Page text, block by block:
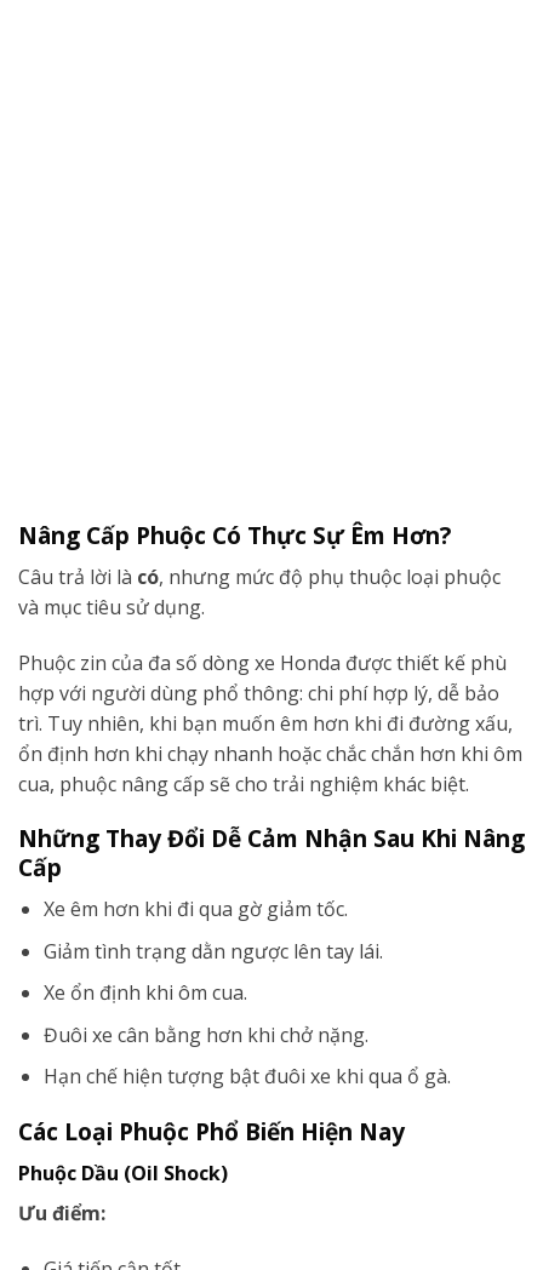
Nâng Cấp Phuộc Có Thực Sự Êm Hơn?
Câu trả lời là có, nhưng mức độ phụ thuộc loại phuộc
và mục tiêu sử dụng.
Phuộc zin của đa số dòng xe Honda được thiết kế phù
hợp với người dùng phổ thông: chi phí hợp lý, dễ bảo
trì. Tuy nhiên, khi bạn muốn êm hơn khi đi đường xấu,
ổn định hơn khi chạy nhanh hoặc chắc chắn hơn khi ôm
cua, phuộc nâng cấp sẽ cho trải nghiệm khác biệt.
Những Thay Đổi Dễ Cảm Nhận Sau Khi Nâng
Cấp
Xe êm hơn khi đi qua gờ giảm tốc.
Giảm tình trạng dằn ngược lên tay lái.
Xe ổn định khi ôm cua.
Đuôi xe cân bằng hơn khi chở nặng.
Hạn chế hiện tượng bật đuôi xe khi qua ổ gà.
Các Loại Phuộc Phổ Biến Hiện Nay
Phuộc Dầu (Oil Shock)
Ưu điểm: